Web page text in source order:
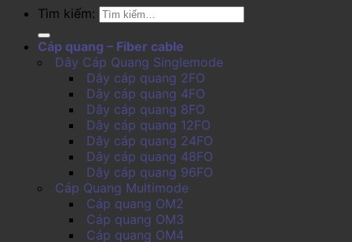
Tìm kiếm:
Cáp quang – Fiber cable
Dây Cáp Quang Singlemode
Dây cáp quang 2FO
Dây cáp quang 4FO
Dây cáp quang 8FO
Dây cáp quang 12FO
Dây cáp quang 24FO
Dây cáp quang 48FO
Dây cáp quang 96FO
Cáp Quang Multimode
Cáp quang OM2
Cáp quang OM3
Cáp quang OM4